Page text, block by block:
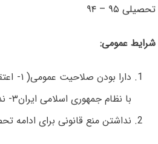
تحصیلی ۹۵ – ۹۴
شرایط عمومی:
با نظام جمهوری اسلامی ایران۳- نداشتن سوء پیشینه ۴- عدم وابستگی حزبی )
نداشتن منع قانونی برای ادامه